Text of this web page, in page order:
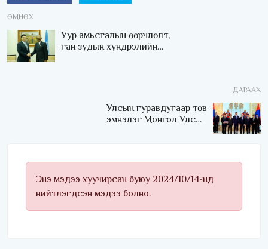
ӨМНӨХ
Уур амьсгалын өөрчлөлт,
ган зудын хүндрэлийн
ДАРААХ
Улсын гуравдугаар төв
эмнэлэг Монгол Улсын
Энэ мэдээ хуучирсан буюу 2024/10/14-нд
нийтлэгдсэн мэдээ болно.